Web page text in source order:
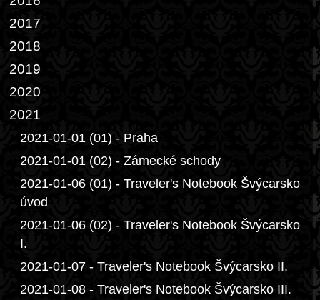
2017
2018
2019
2020
2021
2021-01-01 (01) - Praha
2021-01-01 (02) - Zámecké schody
2021-01-06 (01) - Traveler's Notebook Švýcarsko
úvod
2021-01-06 (02) - Traveler's Notebook Švýcarsko
I.
2021-01-07 - Traveler's Notebook Švýcarsko II.
2021-01-08 - Traveler's Notebook Švýcarsko III.